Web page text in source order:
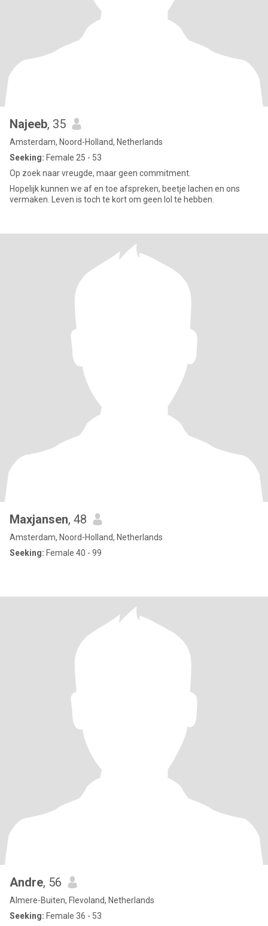
Najeeb, 35
Amsterdam, Noord-Holland, Netherlands
Seeking: Female 25 - 53
Op zoek naar vreugde, maar geen commitment.
Hopelijk kunnen we af en toe afspreken, beetje lachen en ons
vermaken. Leven is toch te kort om geen lol te hebben.
Maxjansen, 48
Amsterdam, Noord-Holland, Netherlands
Seeking: Female 40 - 99
Andre, 56
Almere-Buiten, Flevoland, Netherlands
Seeking: Female 36 - 53